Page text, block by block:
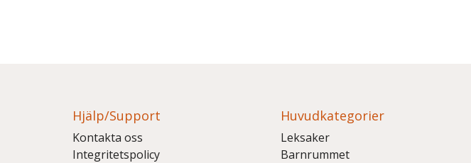
Hjälp/Support
Kontakta oss
Integritetspolicy
Huvudkategorier
Leksaker
Barnrummet